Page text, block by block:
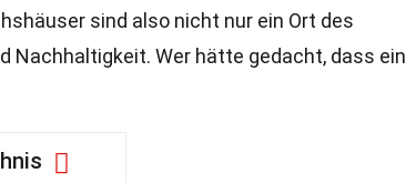
sind also nicht nur ein Ort des
Nachhaltigkeit. Wer hätte gedacht, dass ein